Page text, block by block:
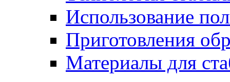
Использование
Приготовления
Материалы для